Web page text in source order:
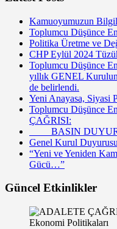
Kamuoyumuzun
Toplumcu Düşünce
Politika Üretme ve
CHP Eylül 2024
Toplumcu Düşünce
yıllık GENEL
de belirlendi.
Yeni Anayasa, Siyasi
Toplumcu Düşünce
ÇAĞRISI:
BASIN
Genel Kurul Duyurusu
“Yeni ve Yeniden
Gücü…”
Güncel Etkinlikler